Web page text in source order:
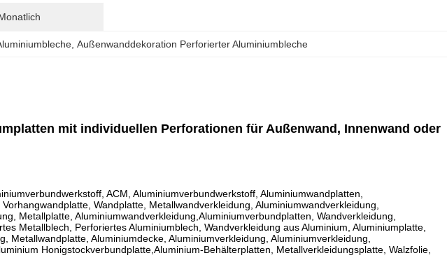
, Außenwanddekoration Perforierter Aluminiumbleche
mit individuellen Perforationen für Außenwand, Innenwand oder
ACM, Aluminiumverbundwerkstoff, Aluminiumwandplatten,
Wandplatte, Metallwandverkleidung, Aluminiumwandverkleidung,
Metallplatte, Aluminiumwandverkleidung,Aluminiumverbundplatten, Wandverkleidung,
Metallblech, Perforiertes Aluminiumblech, Wandverkleidung aus Aluminium, Aluminiumplatte,
Metallwandplatte, Aluminiumdecke, Aluminiumverkleidung, Aluminiumverkleidung,
Honigstockverbundplatte,Aluminium-Behälterplatten, Metallverkleidungsplatte, Walzfolie,